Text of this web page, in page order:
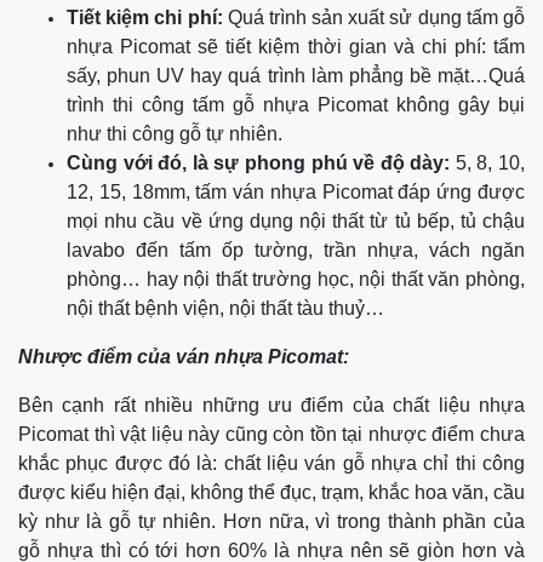
Tiết kiệm chi phí: Quá trình sản xuất sử dụng tấm gỗ
nhựa Picomat sẽ tiết kiệm thời gian và chi phí: tẩm
sấy, phun UV hay quá trình làm phẳng bề mặt…Quá
trình thi công tấm gỗ nhựa Picomat không gây bụi
như thi công gỗ tự nhiên.
Cùng với đó, là sự phong phú về độ dày: 5, 8, 10,
12, 15, 18mm, tấm ván nhựa Picomat đáp ứng được
mọi nhu cầu về ứng dụng nội thất từ tủ bếp, tủ chậu
lavabo đến tấm ốp tường, trần nhựa, vách ngăn
phòng… hay nội thất trường học, nội thất văn phòng,
nội thất bệnh viện, nội thất tàu thuỷ…
Nhược điểm của ván nhựa Picomat:
Bên cạnh rất nhiều những ưu điểm của chất liệu nhựa
Picomat thì vật liệu này cũng còn tồn tại nhược điểm chưa
khắc phục được đó là: chất liệu ván gỗ nhựa chỉ thi công
được kiểu hiện đại, không thể đục, trạm, khắc hoa văn, cầu
kỳ như là gỗ tự nhiên. Hơn nữa, vì trong thành phần của
gỗ nhựa thì có tới hơn 60% là nhựa nên sẽ giòn hơn và